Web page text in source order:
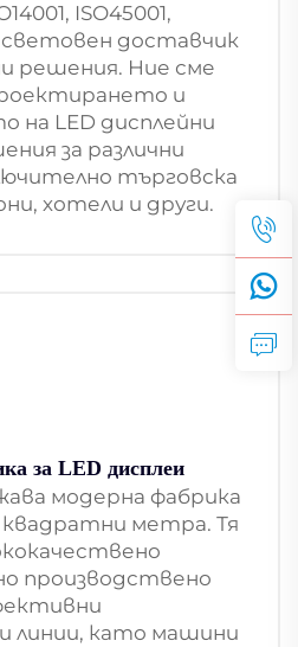
ISO45001,
доставчик
решения. Ние сме
и
на LED дисплейни
за различни
търговска
хотели и други.
за LED дисплеи
модерна фабрика
квадратни метра. Тя
производствено
линии, като машини